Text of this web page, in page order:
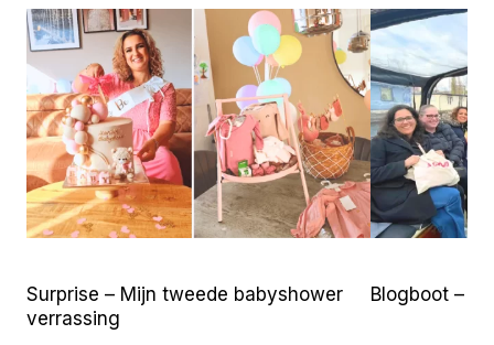
Surprise – Mijn tweede babyshower
verrassing
Blogboot –